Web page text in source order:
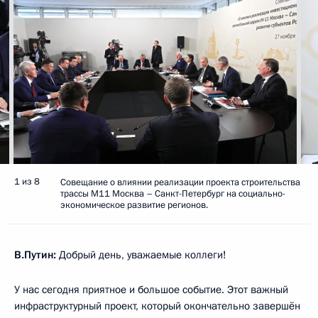
1 из 8
Совещание о влиянии реализации проекта строительства
трассы М11 Москва – Санкт-Петербург на социально-
экономическое развитие регионов.
В.Путин: Добрый день, уважаемые коллеги!
У нас сегодня приятное и большое событие. Этот важный
инфраструктурный проект, который окончательно завершён